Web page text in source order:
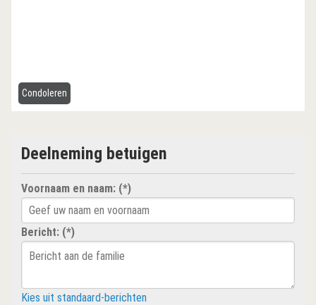
Condoleren
Deelneming betuigen
Voornaam en naam: (*)
Bericht: (*)
Kies uit standaard-berichten